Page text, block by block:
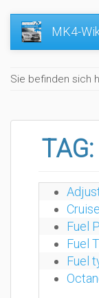
MK4-
Sie befinden sich
Fuel
Fuel
Fuel